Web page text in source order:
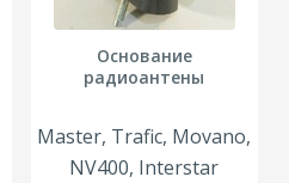
Основание
радиоантены
Master, Trafic, Movano,
NV400, Interstar